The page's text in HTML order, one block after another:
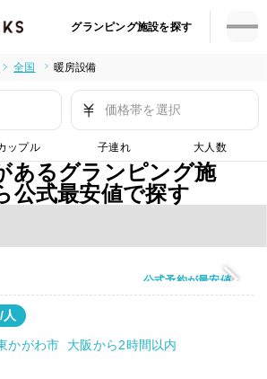
グランピング施設を探す
全国 暖房設備
価格帯を選択
ップル 子連れ 大人数
あるグランピング施
公式最安値で探す
公式予約が最安値
人
かがわ市 大阪から2時間以内